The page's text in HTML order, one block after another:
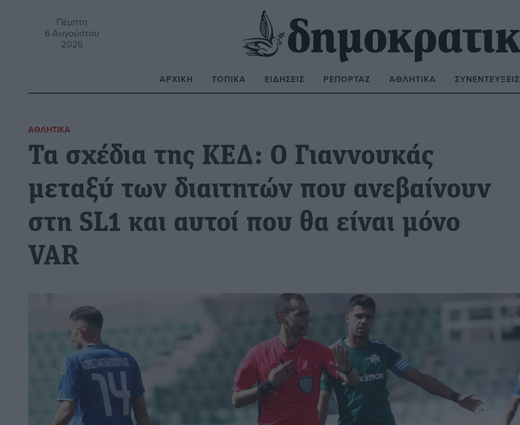
Πέμπτη
6 Αυγούστου
2026
ΑΡΧΙΚΉ ΤΟΠΙΚΆ ΕΙΔΉΣΕΙΣ ΡΕΠΟΡΤΆΖ ΑΘΛΗΤΙΚΆ ΣΥΝΕΝΤΕΎΞΕΙΣ
ΑΘΛΗΤΙΚΆ
Τα σχέδια της ΚΕΔ: Ο Γιαννουκάς
μεταξύ των διαιτητών που ανεβαίνουν
στη SL1 και αυτοί που θα είναι μόνο
VAR